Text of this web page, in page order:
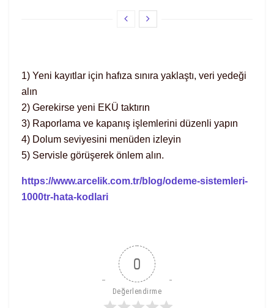
1) Yeni kayıtlar için hafıza sınıra yaklaştı, veri yedeği
alın
2) Gerekirse yeni EKÜ taktırın
3) Raporlama ve kapanış işlemlerini düzenli yapın
4) Dolum seviyesini menüden izleyin
5) Servisle görüşerek önlem alın.
https://www.arcelik.com.tr/blog/odeme-sistemleri-
1000tr-hata-kodlari
0
Değerlendirme